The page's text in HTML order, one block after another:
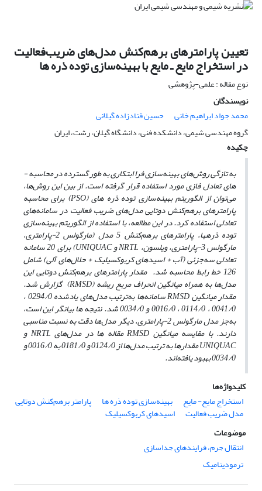
تعیین پارامترهای برهم‌کنش مدل‌های ضریب‌فعالیت
در استخراج مایع ـ مایع با بهینه‌سازی توده ذره ها
نوع مقاله : علمی-پژوهشی
نویسندگان
محمد جواد ابراهیم خانی
حسین قنادزاده گیلانی
گروه مهندسی شیمی، دانشکده فنی، دانشگاه گیلان، رشت، ایران
چکیده
به ­تازگی روش‌های بهینه‌سازی فرا ابتکاری به ­طور گسترده در محاسبه ­
های تعادل فازی مورد استفاده قرار گرفته است. از بین این روش‌ها،
می‌توان از الگوریتم بهینه‌سازی توده ذره ­های (PSO) برای محاسبه
پارامترهای برهم‌کنش دوتایی مدل‌های ضریب فعالیت در سامانه‌های
تعادلی استفاده کرد. در این مطالعه، با استفاده از الگوریتم بهینه‌سازی
توده ذره­ها، پارامترهای برهم‌کنش 5 مدل‌ (مارگولس 2-پارامتری،
مارگولس 3-پارامتری، ویلسون، NRTLوUNIQUAC
) برای 20 سامانه
تعادلی سه‌جزئی (آب + اسیدهای کربوکسیلیک + حلال‌های آلی) شامل
126 خط رابط محاسبه شد. مقدار پارامترهای برهم‌کنش دوتایی این
مدل‌ها به همراه میانگین انحراف مربع ریشه(RMSD) گزارش شد.
مقدار میانگینRMSD سامانه‌ها به‌ترتیب مدل‌های یادشده 0294/0 ،
0041/0 ، 0114/0 ، 0016/0 و 0034/0 شد. نتیجه ­ها بیانگر این است،
به‌جز مدل مارگولس 2-پارامتری، دیگر مدل‌ها دقت به ­نسبت مناسبی
دارند. با مقایسه میانگین RMSD مقاله ­ها در مدل‌های NRTL و
UNIQUAC مقدارها به ترتیب مدل‌ها از 0124/0 و 0181/0 به 0016/0 و
0034/0 بهبود یافته‌اند.
کلیدواژه‌ها
استخراج مایع- مایع
بهینه‌سازی توده ذره ها پارامتر برهم‌کنش دوتایی
مدل‌ ضریب فعالیت
اسیدهای کربوکسیلیک
موضوعات
انتقال جرم، فرایندهای جداسازی
ترمودینامیک